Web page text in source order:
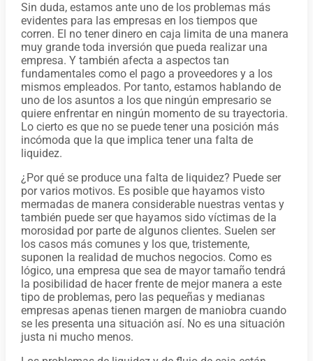
Sin duda, estamos ante uno de los problemas más
evidentes para las empresas en los tiempos que
corren. El no tener dinero en caja limita de una manera
muy grande toda inversión que pueda realizar una
empresa. Y también afecta a aspectos tan
fundamentales como el pago a proveedores y a los
mismos empleados. Por tanto, estamos hablando de
uno de los asuntos a los que ningún empresario se
quiere enfrentar en ningún momento de su trayectoria.
Lo cierto es que no se puede tener una posición más
incómoda que la que implica tener una falta de
liquidez.
¿Por qué se produce una falta de liquidez? Puede ser
por varios motivos. Es posible que hayamos visto
mermadas de manera considerable nuestras ventas y
también puede ser que hayamos sido víctimas de la
morosidad por parte de algunos clientes. Suelen ser
los casos más comunes y los que, tristemente,
suponen la realidad de muchos negocios. Como es
lógico, una empresa que sea de mayor tamaño tendrá
la posibilidad de hacer frente de mejor manera a este
tipo de problemas, pero las pequeñas y medianas
empresas apenas tienen margen de maniobra cuando
se les presenta una situación así. No es una situación
justa ni mucho menos.